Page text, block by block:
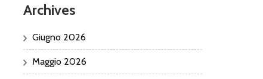
Archives
Giugno 2026
Maggio 2026